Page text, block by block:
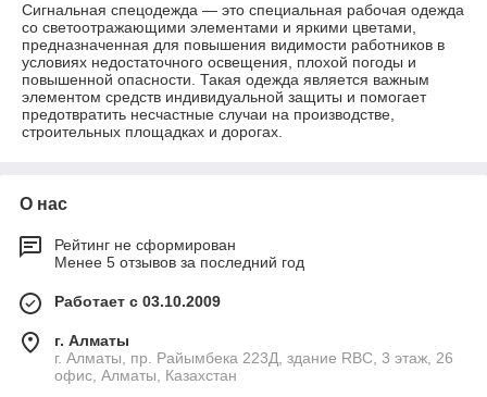
Сигнальная спецодежда — это специальная рабочая одежда
со светоотражающими элементами и яркими цветами,
предназначенная для повышения видимости работников в
условиях недостаточного освещения, плохой погоды и
повышенной опасности. Такая одежда является важным
элементом средств индивидуальной защиты и помогает
предотвратить несчастные случаи на производстве,
строительных площадках и дорогах.
О нас
Рейтинг не сформирован
Менее 5 отзывов за последний год
Работает с 03.10.2009
г. Алматы
г. Алматы, пр. Райымбека 223Д, здание RBC, 3 этаж, 26
офис, Алматы, Казахстан